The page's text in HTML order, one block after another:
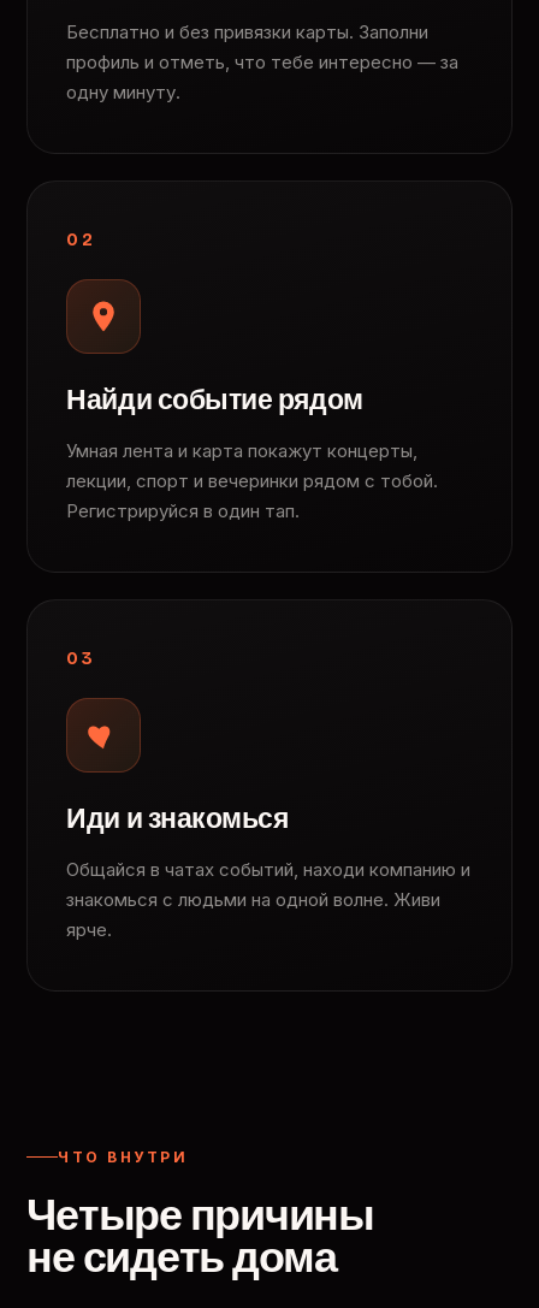
Бесплатно и без привязки карты. Заполни
профиль и отметь, что тебе интересно — за
одну минуту.
02
Найди событие рядом
Умная лента и карта покажут концерты,
лекции, спорт и вечеринки рядом с тобой.
Регистрируйся в один тап.
03
Иди и знакомься
Общайся в чатах событий, находи компанию и
знакомься с людьми на одной волне. Живи
ярче.
ЧТО ВНУТРИ
Четыре причины
не сидеть дома